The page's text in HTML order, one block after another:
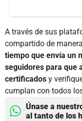
A través de sus
compartido de
tiempo que envía un
seguidores para que
certificados y
cumplan con todos
Únase a
al tanto de los